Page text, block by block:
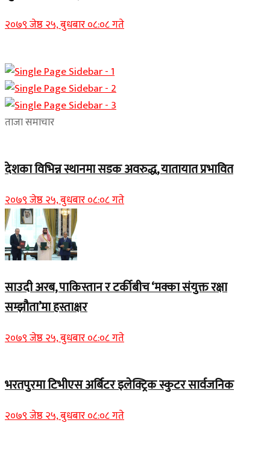
२०७९ जेष्ठ २५, बुधबार ०८:०८ गते
ताजा समाचार
देशका विभिन्न स्थानमा सडक अवरुद्ध, यातायात प्रभावित
२०७९ जेष्ठ २५, बुधबार ०८:०८ गते
साउदी अरब, पाकिस्तान र टर्कीबीच ‘मक्का संयुक्त रक्षा
सम्झौता’मा हस्ताक्षर
२०७९ जेष्ठ २५, बुधबार ०८:०८ गते
भरतपुरमा टिभीएस अर्बिटर इलेक्ट्रिक स्कुटर सार्वजनिक
२०७९ जेष्ठ २५, बुधबार ०८:०८ गते